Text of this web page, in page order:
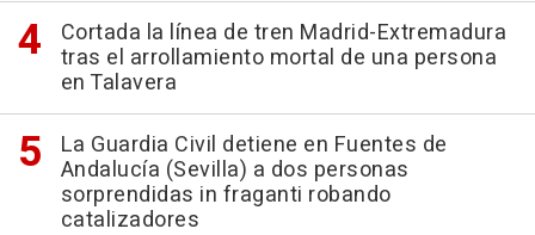
Cortada la línea de tren Madrid-Extremadura
tras el arrollamiento mortal de una persona
en Talavera
La Guardia Civil detiene en Fuentes de
Andalucía (Sevilla) a dos personas
sorprendidas in fraganti robando
catalizadores